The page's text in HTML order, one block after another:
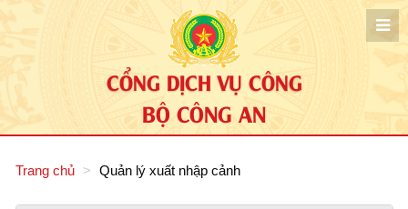
CỔNG DỊCH VỤ CÔNG
BỘ CÔNG AN
Trang chủ Quản lý xuất nhập cảnh